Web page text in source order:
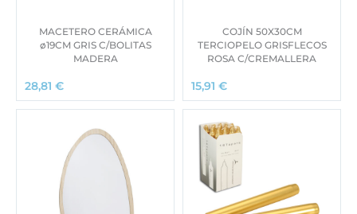
MACETERO CERÁMICA
ø19CM GRIS C/BOLITAS
MADERA
28,81 €
COJÍN 50X30CM
TERCIOPELO GRISFLECOS
ROSA C/CREMALLERA
15,91 €